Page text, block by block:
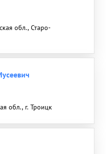
обл., Старо-
обл., г. Троицк